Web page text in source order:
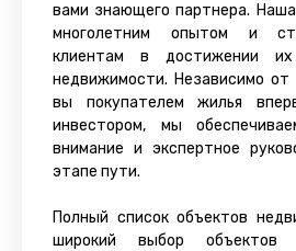
вами знающего партнера.
многолетним опытом и
клиентам в достижении
недвижимости. Независимо от
вы покупателем жилья
инвестором, мы
внимание и экспертное
этапе пути.
Полный список объектов
широкий выбор объектов